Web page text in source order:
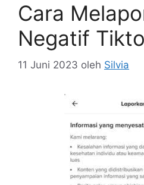
Cara
Negatif
11 Juni 2023 oleh Silvia